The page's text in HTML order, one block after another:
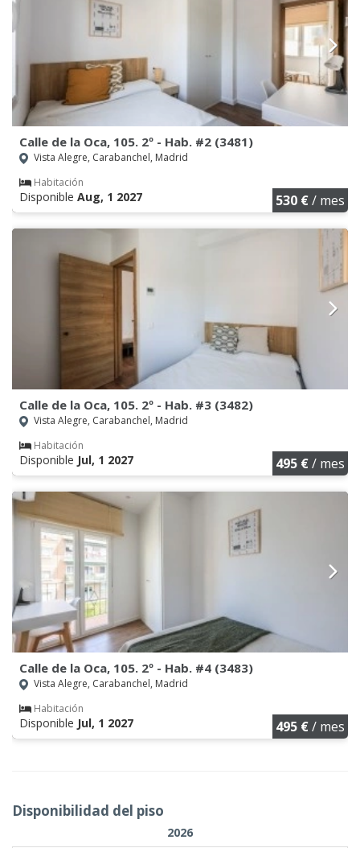
Calle de la Oca, 105. 2º - Hab. #2 (3481)
Vista Alegre, Carabanchel, Madrid
Habitación
Disponible Aug, 1 2027 530 €/ mes
Calle de la Oca, 105. 2º - Hab. #3 (3482)
Vista Alegre, Carabanchel, Madrid
Habitación
Disponible Jul, 1 2027 495 €/ mes
Calle de la Oca, 105. 2º - Hab. #4 (3483)
Vista Alegre, Carabanchel, Madrid
Habitación
Disponible Jul, 1 2027 495 €/ mes
Disponibilidad del piso
2026